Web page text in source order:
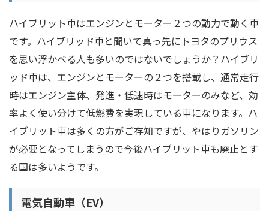
ハイブリット車はエンジンとモーター２つの動力で動く車
です。ハイブリッド車と聞いて真っ先にトヨタのプリウス
を思い浮かべる人も多いのではないでしょうか？ハイブリ
ッド車は、エンジンとモーターの２つを搭載し、通常走行
時はエンジン主体、発進・低速時はモーターのみなど、効
率よく使い分けて低燃費を実現している車になります。ハ
イブリット車は多くの方がご存知ですが、やはりガソリン
が必要となってしまうので今後ハイブリット車も廃止とす
る国は多いようです。
電気自動車（EV）